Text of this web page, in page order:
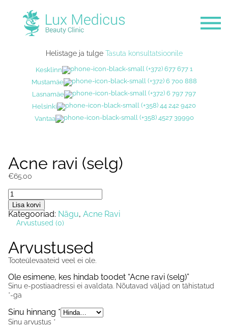
Helistage ja tulge Tasuta konsultatsioonile
Kesklinn
(+372) 677 677 1
Mustamäe
(+372) 6 700 888
Lasnamäe
(+372) 6 797 797
Helsinki
(+358) 44 242 9420
Vantaa
(+358) 4527 39990
Acne ravi (selg)
€65.00
Acne
ravi
(selg)
kogus
Lisa korvi
Kategooriad: Nägu, Acne Ravi
Arvustused (0)
Arvustused
Tooteülevaateid veel ei ole.
Ole esimene, kes hindab toodet “Acne ravi (selg)”
Sinu e-postiaadressi ei avaldata. Nõutavad väljad on tähistatud
*-ga
Sinu hinnang *
Sinu arvustus *